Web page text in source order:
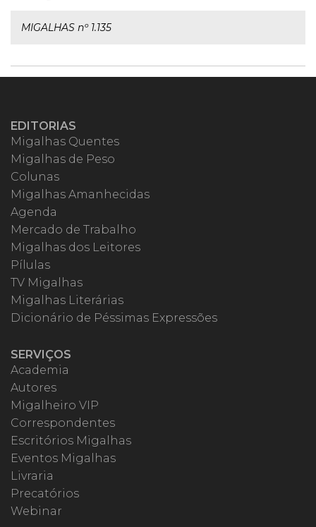
MIGALHAS nº 1.135
EDITORIAS
Migalhas Quentes
Migalhas de Peso
Colunas
Migalhas Amanhecidas
Agenda
Mercado de Trabalho
Migalhas dos Leitores
Pílulas
TV Migalhas
Migalhas Literárias
Dicionário de Péssimas Expressões
SERVIÇOS
Academia
Autores
Migalheiro VIP
Correspondentes
Escritórios Migalhas
Eventos Migalhas
Livraria
Precatórios
Webinar